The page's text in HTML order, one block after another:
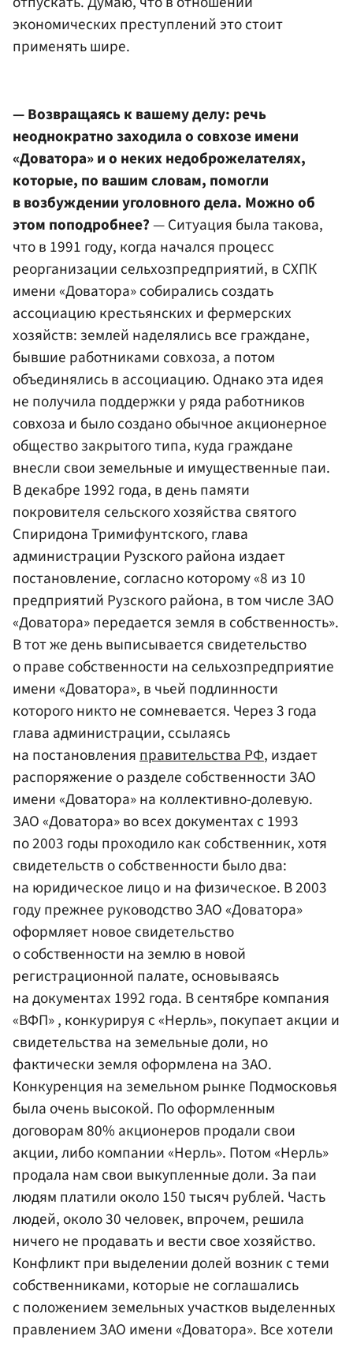
экономических преступлений это стоит
применять шире.
— Возвращаясь к вашему делу: речь
неоднократно заходила о совхозе имени
«Доватора» и о неких недоброжелателях,
которые, по вашим словам, помогли
в возбуждении уголовного дела. Можно об
этом поподробнее?— Ситуация была такова,
что в 1991 году, когда начался процесс
реорганизации сельхозпредприятий, в СХПК
имени «Доватора» собирались создать
ассоциацию крестьянских и фермерских
хозяйств: землей наделялись все граждане,
бывшие работниками совхоза, а потом
объединялись в ассоциацию. Однако эта идея
не получила поддержки у ряда работников
совхоза и было создано обычное акционерное
общество закрытого типа, куда граждане
внесли свои земельные и имущественные паи.
В декабре 1992 года, в день памяти
покровителя сельского хозяйства святого
Спиридона Тримифунтского, глава
администрации Рузского района издает
постановление, согласно которому «8 из 10
предприятий Рузского района, в том числе ЗАО
«Доватора» передается земля в собственность».
В тот же день выписывается свидетельство
о праве собственности на сельхозпредприятие
имени «Доватора», в чьей подлинности
которого никто не сомневается. Через 3 года
глава администрации, ссылаясь
на постановленияправительства РФ, издает
распоряжение о разделе собственности ЗАО
имени «Доватора» на коллективно-долевую.
ЗАО «Доватора» во всех документах с 1993
по 2003 годы проходило как собственник, хотя
свидетельств о собственности было два:
на юридическое лицо и на физическое. В 2003
году прежнее руководство ЗАО «Доватора»
оформляет новое свидетельство
о собственности на землю в новой
регистрационной палате, основываясь
на документах 1992 года. В сентябре компания
«ВФП» , конкурируя с «Нерль», покупает акции и
свидетельства на земельные доли, но
фактически земля оформлена на ЗАО.
Конкуренция на земельном рынке Подмосковья
была очень высокой. По оформленным
договорам 80% акционеров продали свои
акции, либо компании «Нерль». Потом «Нерль»
продала нам свои выкупленные доли. За паи
людям платили около 150 тысяч рублей. Часть
людей, около 30 человек, впрочем, решила
ничего не продавать и вести свое хозяйство.
Конфликт при выделении долей возник с теми
собственниками, которые не соглашались
с положением земельных участков выделенных
правлением ЗАО имени «Доватора». Все хотели